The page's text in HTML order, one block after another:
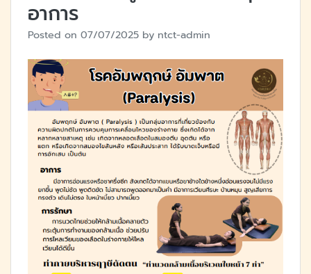
อาการ
Posted on 07/07/2025 by ntct-admin